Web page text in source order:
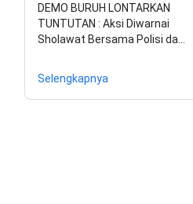
DEMO BURUH LONTARKAN
TUNTUTAN : Aksi Diwarnai
Sholawat Bersama Polisi da…
Selengkapnya